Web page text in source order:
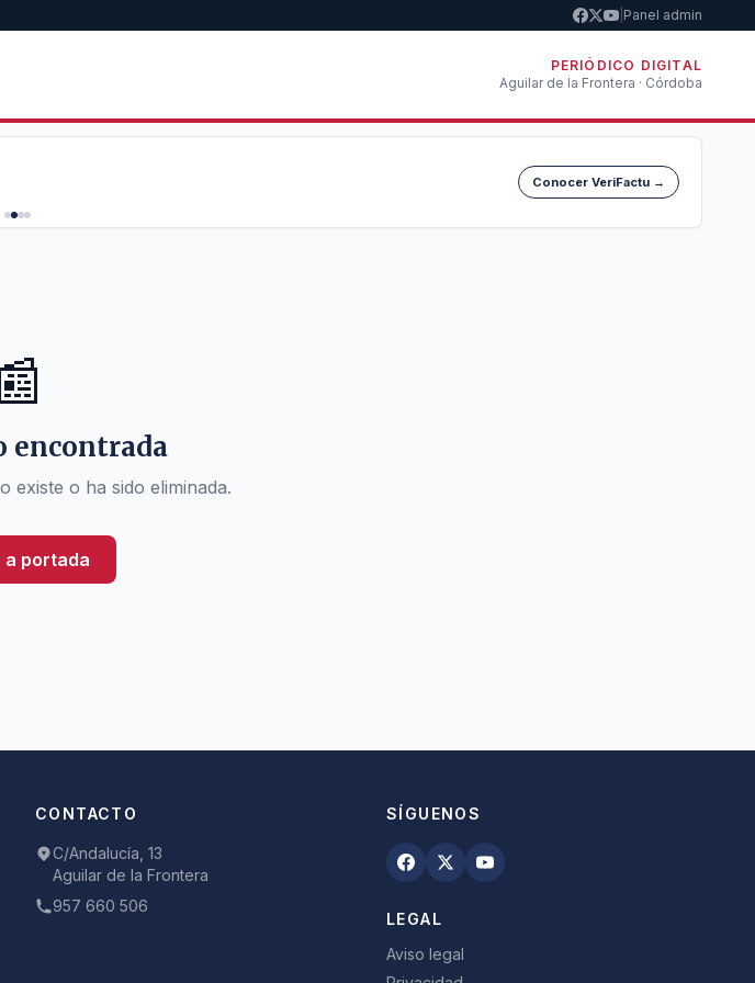
Panel admin
PERIÓDICO DIGITAL
Aguilar de la Frontera · Córdoba
Conocer VeriFactu →
encontrada
existe o ha sido eliminada.
a portada
CONTACTO
C/Andalucía, 13
Aguilar de la Frontera
957 660 506
SÍGUENOS
LEGAL
Aviso legal